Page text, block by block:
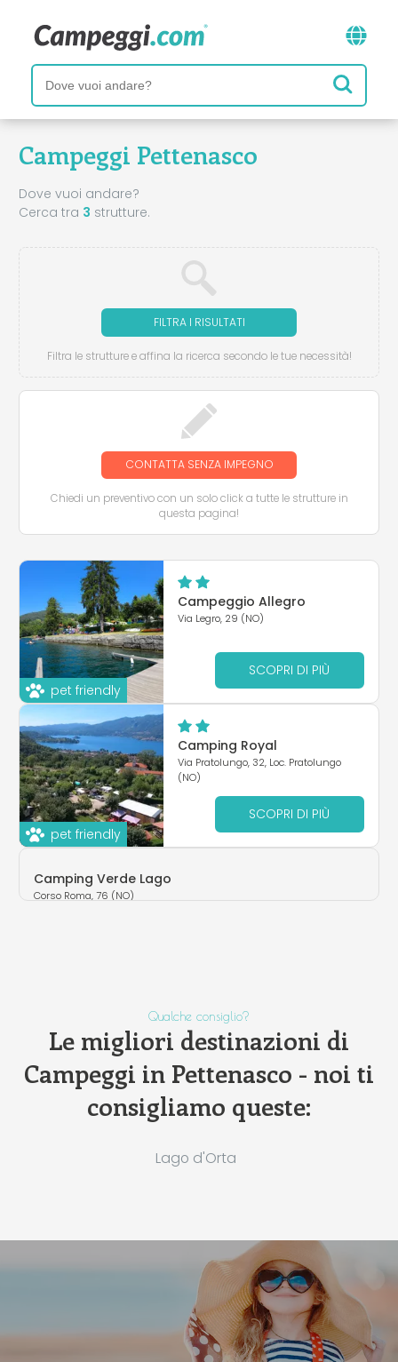
Campeggi Pettenasco
Dove vuoi andare?
Cerca tra 3 strutture.
FILTRA I RISULTATI
Filtra le strutture e affina la ricerca secondo le tue necessità!
CONTATTA SENZA IMPEGNO
Chiedi un preventivo con un solo click a tutte le strutture in
questa pagina!
pet friendly
Campeggio Allegro
Via Legro, 29 (NO)
SCOPRI DI PIÙ
pet friendly
Camping Royal
Via Pratolungo, 32, Loc. Pratolungo
(NO)
SCOPRI DI PIÙ
Camping Verde Lago
Corso Roma, 76 (NO)
Qualche consiglio?
Le migliori destinazioni di
Campeggi in Pettenasco - noi ti
consigliamo queste:
Lago d'Orta